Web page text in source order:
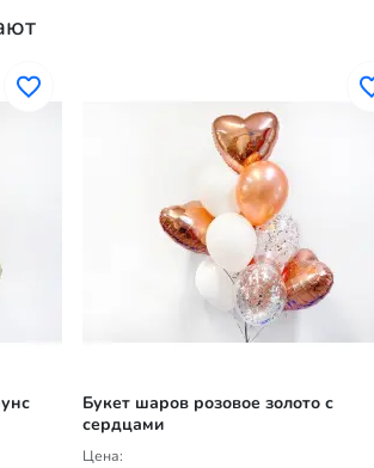
Букет шаров розовое золото с
сердцами
Цена: